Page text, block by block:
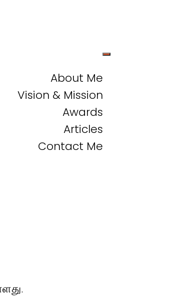
About Me
Vision & Mission
Awards
Articles
Contact Me